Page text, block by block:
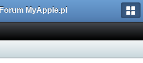
Forum MyApple.pl